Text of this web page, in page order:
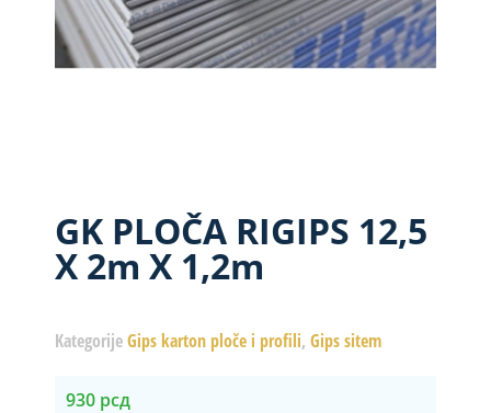
GK PLOČA RIGIPS 12,5
X 2m X 1,2m
KategorijeGips karton ploče i profili, Gips sitem
930 рсд